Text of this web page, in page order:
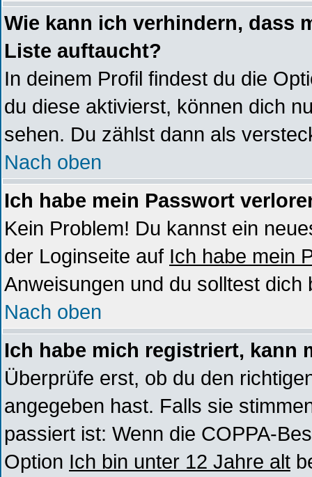
Wie kann ich verhindern, dass
Liste auftaucht?
In deinem Profil findest du die
du diese aktivierst, können dich
sehen. Du zählst dann als
Nach oben
Ich habe mein Passwort
Kein Problem! Du kannst ein
der Loginseite auf Ich habe mein
Anweisungen und du solltest
Nach oben
Ich habe mich registriert, kann
Überprüfe erst, ob du den
angegeben hast. Falls sie
passiert ist: Wenn die COPPA-
Option Ich bin unter 12 Jahre alt